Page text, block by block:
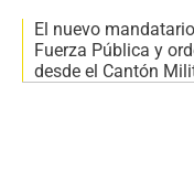
El nuevo
Fuerza Pública y
desde el Cantón